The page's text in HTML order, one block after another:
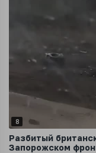
8
Разбитый
Запорожском